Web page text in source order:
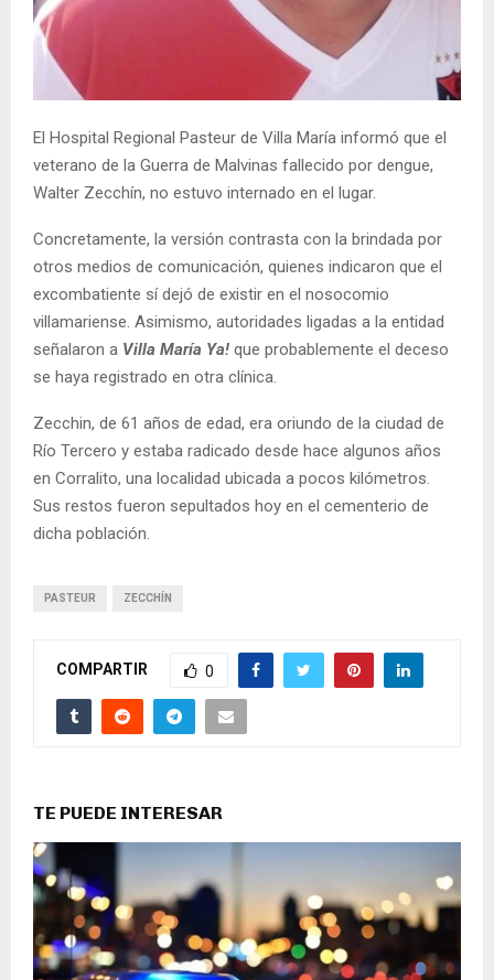
El Hospital Regional Pasteur de Villa María informó que el
veterano de la Guerra de Malvinas fallecido por dengue,
Walter Zecchín, no estuvo internado en el lugar.
Concretamente, la versión contrasta con la brindada por
otros medios de comunicación, quienes indicaron que el
excombatiente sí dejó de existir en el nosocomio
villamariense. Asimismo, autoridades ligadas a la entidad
señalaron a Villa María Ya! que probablemente el deceso
se haya registrado en otra clínica.
Zecchin, de 61 años de edad, era oriundo de la ciudad de
Río Tercero y estaba radicado desde hace algunos años
en Corralito, una localidad ubicada a pocos kilómetros.
Sus restos fueron sepultados hoy en el cementerio de
dicha población.
PASTEUR ZECCHÍN
COMPARTIR 0
TE PUEDE INTERESAR